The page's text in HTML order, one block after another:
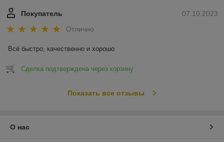
07.10.2023
Покупатель
Отлично
Всё быстро, качественно и хорошо
Сделка подтверждена через корзину
Показать все отзывы
О нас